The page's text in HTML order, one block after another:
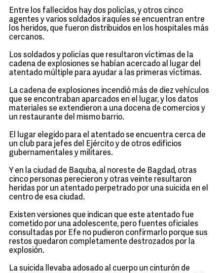
Entre los fallecidos hay dos policías, y otros cinco
agentes y varios soldados iraquíes se encuentran entre
los heridos, que fueron distribuidos en los hospitales más
cercanos.
Los soldados y policías que resultaron víctimas de la
cadena de explosiones se habían acercado al lugar del
atentado múltiple para ayudar a las primeras víctimas.
La cadena de explosiones incendió más de diez vehículos
que se encontraban aparcados en el lugar, y los datos
materiales se extendieron a una docena de comercios y
un restaurante del mismo barrio.
El lugar elegido para el atentado se encuentra cerca de
un club para jefes del Ejército y de otros edificios
gubernamentales y militares.
Y en la ciudad de Baquba, al noreste de Bagdad, otras
cinco personas perecieron y otras veinte resultaron
heridas por un atentado perpetrado por una suicida en el
centro de esa ciudad.
Existen versiones que indican que este atentado fue
cometido por una adolescente, pero fuentes oficiales
consultadas por Efe no pudieron confirmarlo porque sus
restos quedaron completamente destrozados por la
explosión.
La suicida llevaba adosado al cuerpo un cinturón de